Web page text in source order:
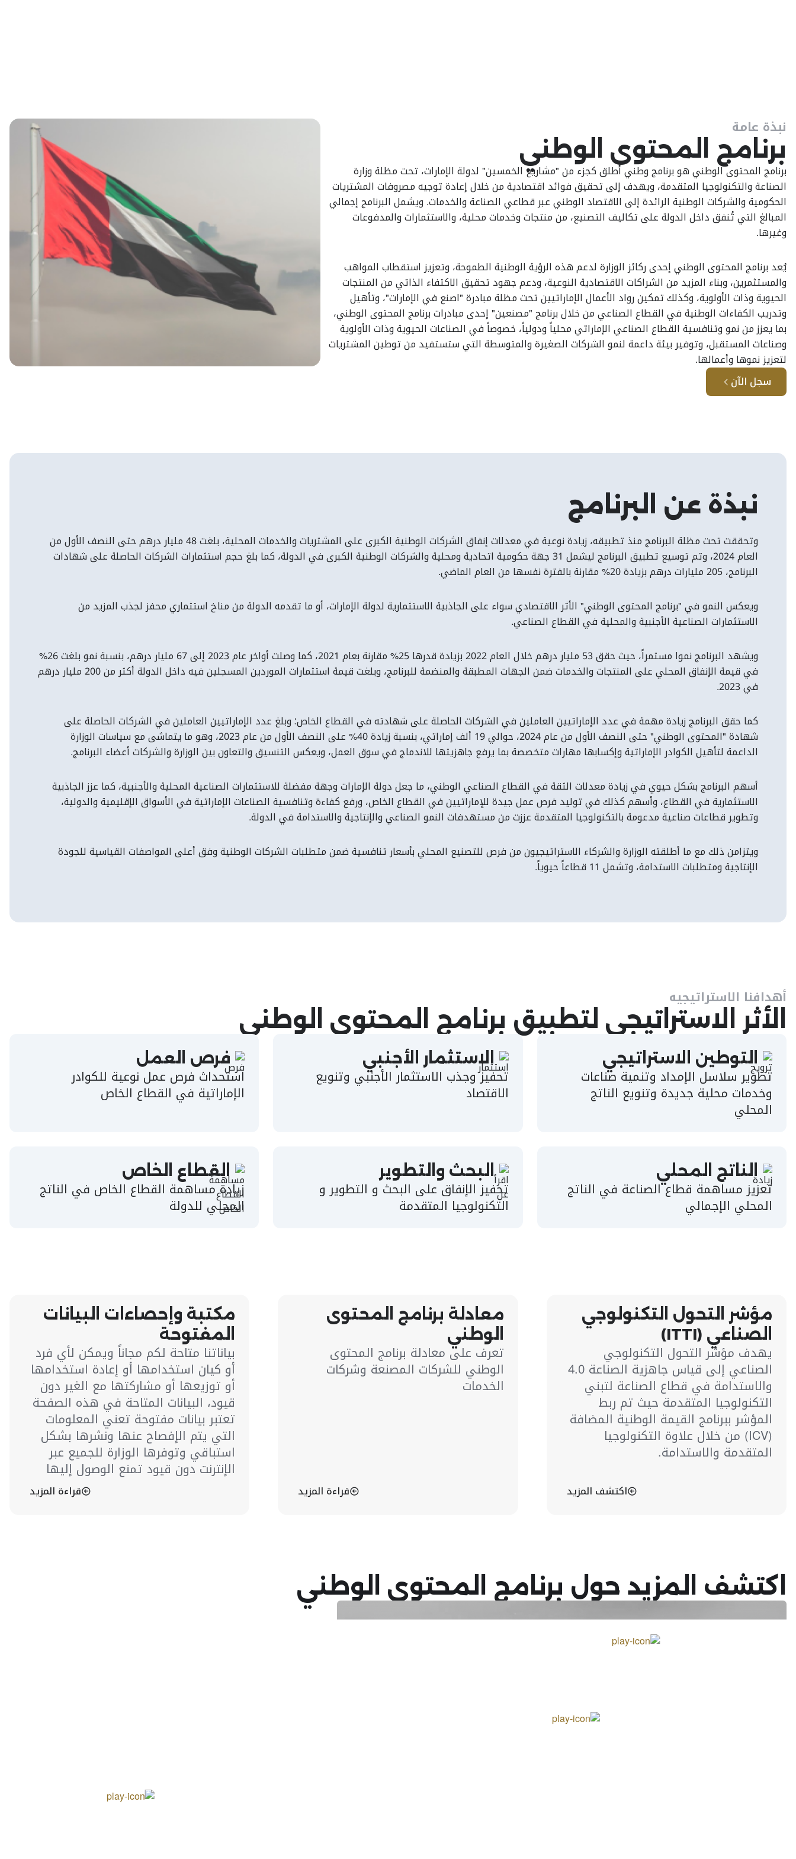
نبذة عامة
برنامج المحتوى الوطني
برنامج المحتوى الوطني هو برنامج وطني أُطلق كجزء من "مشاريع الخمسين" لدولة الإمارات، تحت مظلة وزارة
الصناعة والتكنولوجيا المتقدمة، ويهدف إلى تحقيق فوائد اقتصادية من خلال إعادة توجيه مصروفات المشتريات
الحكومية والشركات الوطنية الرائدة إلى الاقتصاد الوطني عبر قطاعي الصناعة والخدمات. ويشمل البرنامج إجمالي
المبالغ التي تُنفق داخل الدولة على تكاليف التصنيع، من منتجات وخدمات محلية، والاستثمارات والمدفوعات
وغيرها.
يُعد برنامج المحتوى الوطني إحدى ركائز الوزارة لدعم هذه الرؤية الوطنية الطموحة، وتعزيز استقطاب المواهب
والمستثمرين، وبناء المزيد من الشراكات الاقتصادية النوعية، ودعم جهود تحقيق الاكتفاء الذاتي من المنتجات
الحيوية وذات الأولوية، وكذلك تمكين رواد الأعمال الإماراتيين تحت مظلة مبادرة "اصنع في الإمارات"، وتأهيل
وتدريب الكفاءات الوطنية في القطاع الصناعي من خلال برنامج "مصنعين" إحدى مبادرات برنامج المحتوى الوطني،
بما يعزز من نمو وتنافسية القطاع الصناعي الإماراتي محلياً ودولياً، خصوصاً في الصناعات الحيوية وذات الأولوية
وصناعات المستقبل، وتوفير بيئة داعمة لنمو الشركات الصغيرة والمتوسطة التي ستستفيد من توطين المشتريات
لتعزيز نموها وأعمالها.
سجل الآن
نبذة عن البرنامج
وتحققت تحت مظلة البرنامج منذ تطبيقه، زيادة نوعية في معدلات إنفاق الشركات الوطنية الكبرى على المشتريات والخدمات المحلية، بلغت 48 مليار درهم حتى النصف الأول من
العام 2024، وتم توسيع تطبيق البرنامج ليشمل 31 جهة حكومية اتحادية ومحلية والشركات الوطنية الكبرى في الدولة، كما بلغ حجم استثمارات الشركات الحاصلة على شهادات
البرنامج، 205 مليارات درهم بزيادة 20% مقارنة بالفترة نفسها من العام الماضي.
ويعكس النمو في "برنامج المحتوى الوطني" الأثر الاقتصادي سواء على الجاذبية الاستثمارية لدولة الإمارات، أو ما تقدمه الدولة من مناخ استثماري محفز لجذب المزيد من
الاستثمارات الصناعية الأجنبية والمحلية في القطاع الصناعي.
ويشهد البرنامج نموا مستمراً، حيث حقق 53 مليار درهم خلال العام 2022 بزيادة قدرها 25% مقارنة بعام 2021، كما وصلت أواخر عام 2023 إلى 67 مليار درهم، بنسبة نمو بلغت 26%
في قيمة الإنفاق المحلي على المنتجات والخدمات ضمن الجهات المطبقة والمنضمة للبرنامج، وبلغت قيمة استثمارات الموردين المسجلين فيه داخل الدولة أكثر من 200 مليار درهم
في 2023.
كما حقق البرنامج زيادة مهمة في عدد الإماراتيين العاملين في الشركات الحاصلة على شهادته في القطاع الخاص؛ وبلغ عدد الإماراتيين العاملين في الشركات الحاصلة على
شهادة "المحتوى الوطني" حتى النصف الأول من عام 2024، حوالي 19 ألف إماراتي، بنسبة زيادة 40% على النصف الأول من عام 2023، وهو ما يتماشى مع سياسات الوزارة
الداعمة لتأهيل الكوادر الإماراتية وإكسابها مهارات متخصصة بما يرفع جاهزيتها للاندماج في سوق العمل، ويعكس التنسيق والتعاون بين الوزارة والشركات أعضاء البرنامج.
أسهم البرنامج بشكل حيوي في زيادة معدلات الثقة في القطاع الصناعي الوطني، ما جعل دولة الإمارات وجهة مفضلة للاستثمارات الصناعية المحلية والأجنبية، كما عزز الجاذبية
الاستثمارية في القطاع، وأسهم كذلك في توليد فرص عمل جيدة للإماراتيين في القطاع الخاص، ورفع كفاءة وتنافسية الصناعات الإماراتية في الأسواق الإقليمية والدولية،
وتطوير قطاعات صناعية مدعومة بالتكنولوجيا المتقدمة عززت من مستهدفات النمو الصناعي والإنتاجية والاستدامة في الدولة.
ويتزامن ذلك مع ما أطلقته الوزارة والشركاء الاستراتيجيون من فرص للتصنيع المحلي بأسعار تنافسية ضمن متطلبات الشركات الوطنية وفق أعلى المواصفات القياسية للجودة
الإنتاجية ومتطلبات الاستدامة، وتشمل 11 قطاعاً حيوياً.
أهدافنا الاستراتيجيه
الأثر الاستراتيجي لتطبيق برنامج المحتوى الوطني
التوطين الاستراتيجي
تطوير سلاسل الإمداد ‏وتنمية صناعات
وخدمات محلية جديدة وتنويع الناتج
المحلي
الاستثمار الأجنبي
تحفيز وجذب الاستثمار الأجنبي وتنويع
الاقتصاد
فرص العمل
استحداث فرص عمل نوعية للكوادر
الإماراتية في القطاع الخاص
الناتج المحلي
تعزيز مساهمة قطاع الصناعة في الناتج
المحلي الإجمالي
البحث والتطوير
تحفيز الإنفاق على البحث و التطوير و
التكنولوجيا المتقدمة
القطاع الخاص
زيادة مساهمة القطاع الخاص في الناتج
المحلي للدولة
مؤشر التحول التكنولوجي
الصناعي (ITTI)
يهدف مؤشر التحول التكنولوجي
الصناعي إلى قياس جاهزية الصناعة 4.0
والاستدامة في قطاع الصناعة لتبني
التكنولوجيا المتقدمة حيث تم ربط
المؤشر ببرنامج القيمة الوطنية المضافة
(ICV) من خلال علاوة التكنولوجيا
المتقدمة والاستدامة.
اكتشف المزيد
معادلة برنامج المحتوى
الوطني
تعرف على معادلة برنامج المحتوى
الوطني للشركات المصنعة وشركات
الخدمات
قراءة المزيد
مكتبة وإحصاءات البيانات
المفتوحة
بياناتنا متاحة لكم مجاناً ويمكن لأي فرد
أو كيان استخدامها أو إعادة استخدامها
أو توزيعها أو مشاركتها مع الغير دون
قيود، البيانات المتاحة في هذه الصفحة
تعتبر بيانات مفتوحة تعني المعلومات
التي يتم الإفصاح عنها ونشرها بشكل
استباقي وتوفرها الوزارة للجميع عبر
الإنترنت دون قيود تمنع الوصول إليها
قراءة المزيد
اكتشف المزيد حول برنامج المحتوى الوطني